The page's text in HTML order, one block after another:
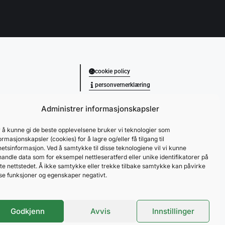
Administrer informasjonskapsler
å kunne gi de beste opplevelsene bruker vi teknologier som
(cookies) for å lagre og/eller få tilgang til
Ved å samtykke til disse teknologiene vil vi kunne
data som for eksempel nettleseratferd eller unike identifikatorer på
nettstedet. Å ikke samtykke eller trekke tilbake samtykke kan påvirke
funksjoner og egenskaper negativt.
Godkjenn Avvis Innstillinger
cookie policy
personvernerklæring